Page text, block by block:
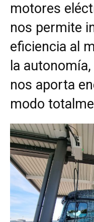
motores
nos permite
eficiencia al
la
nos aporta
modo